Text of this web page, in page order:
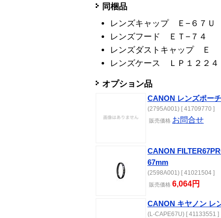
同梱品
レンズキャップ Ｅ−６７Ｕ
レンズフード ＥＴ−７４
レンズダストキャップ Ｅ
レンズケース ＬＰ１２２４
オプション品
CANON レンズポー
(2795A001) [ 41709770 ]
販売価格 お問合せ
CANON
67mm
(2598A001) [ 41021504 ]
販売価格 6,064円
CANON キヤノン レ
(L-CAPE67U) [ 41133551 ]